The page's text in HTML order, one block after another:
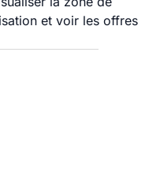
et voir les offres